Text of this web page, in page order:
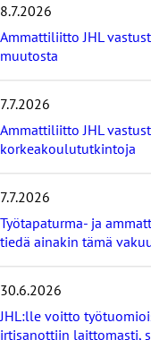
i
s
i
ä
t
u
u
t
i
e
t
8.7.2026
Ammattiliitto JHL
muutosta
7.7.2026
Ammattiliitto JHL
korkeakoulututkintoja
7.7.2026
Työtapaturma- ja
tiedä ainakin tämä
30.6.2026
JHL:lle voitto
irtisanottiin laittomasti,